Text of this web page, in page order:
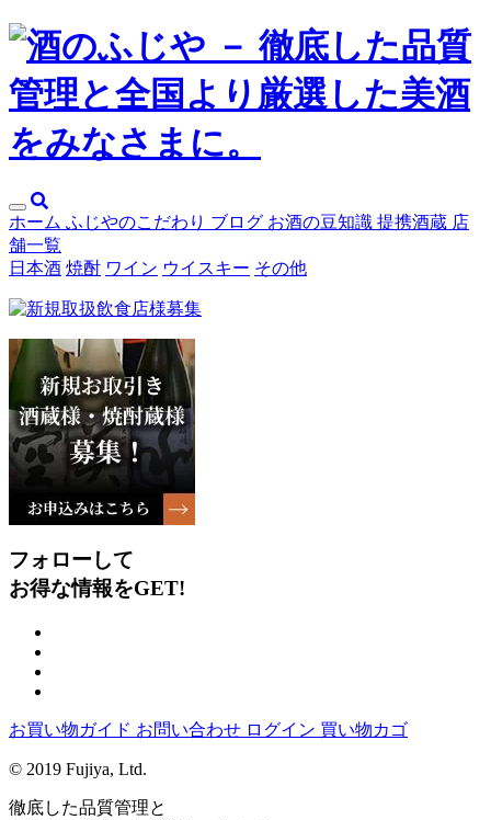
メ
ニ
ュ
ー
閉
ホーム ふじやのこだわり ブログ お酒の豆知識 提携酒蔵 店
舗一覧
日本酒 焼酎 ワイン ウイスキー その他
フォローして
お得な情報をGET!
お買い物ガイド お問い合わせ ログイン 買い物カゴ
© 2019 Fujiya, Ltd.
徹底した品質管理と